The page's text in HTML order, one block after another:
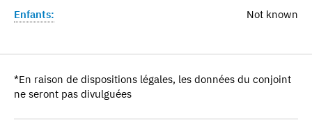
Enfants:
Not known
*En raison de dispositions légales, les données du conjoint
ne seront pas divulguées